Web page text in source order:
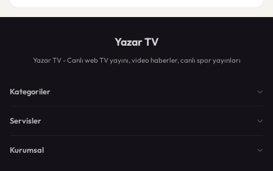
Yazar TV
Yazar TV - Canlı web TV yayını, video haberler, canlı spor yayınları
Kategoriler
Servisler
Kurumsal